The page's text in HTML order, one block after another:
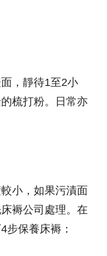
，靜待1至2小
梳打粉。日常亦
小，如果污漬面
褥公司處理。在
步保養床褥：